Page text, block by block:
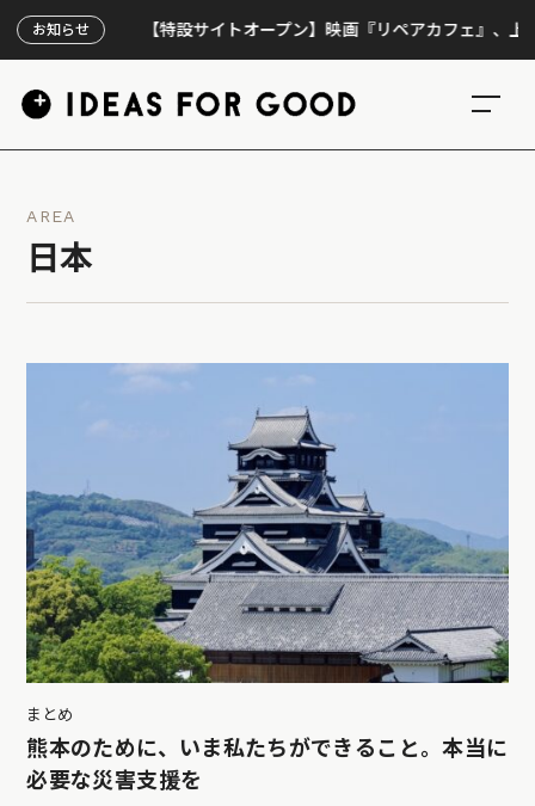
お知らせ【特設サイトオープン】映画『リペアカフェ』、上映300回
AREA
日本
まとめ
熊本のために、いま私たちができること。本当に
必要な災害支援を